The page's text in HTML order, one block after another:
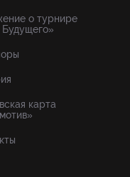
о турнире
карта